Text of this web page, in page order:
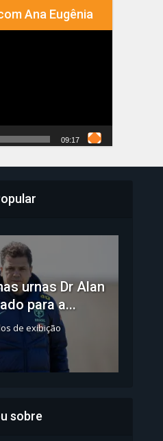
Ana Eugênia
09:17
urnas Dr Alan
para a...
de exibição
sobre